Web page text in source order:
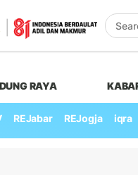
RAYA
REJabar REJogja iqra